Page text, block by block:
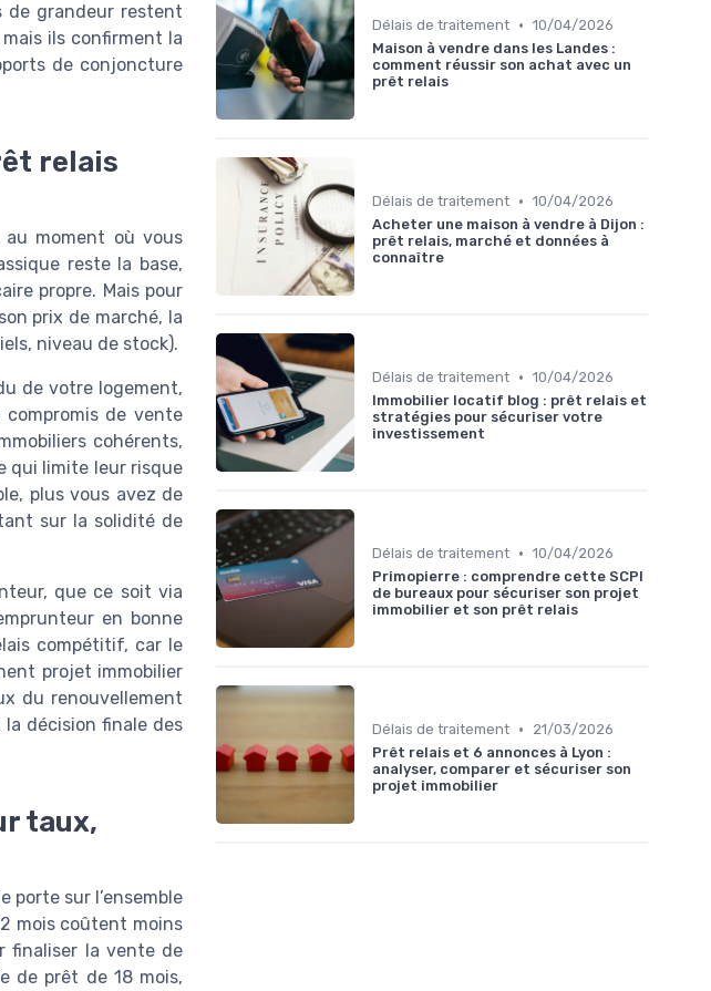
de grandeur restent
ils confirment la
de conjoncture
relais
moment où vous
reste la base,
propre. Mais pour
prix de marché, la
niveau de stock).
de votre logement,
de vente
cohérents,
qui limite leur risque
plus vous avez de
sur la solidité de
que ce soit via
en bonne
compétitif, car le
projet immobilier
du renouvellement
décision finale des
taux,
porte sur l’ensemble
mois coûtent moins
finaliser la vente de
de prêt de 18 mois,
Délais de traitement • 10/04/2026
Maison à vendre dans les Landes :
comment réussir son achat avec un
prêt relais
Délais de traitement • 10/04/2026
Acheter une maison à vendre à Dijon :
prêt relais, marché et données à
connaître
Délais de traitement • 10/04/2026
Immobilier locatif blog : prêt relais et
stratégies pour sécuriser votre
investissement
Délais de traitement • 10/04/2026
Primopierre : comprendre cette SCPI
de bureaux pour sécuriser son projet
immobilier et son prêt relais
Délais de traitement •
21/03/2026
Prêt relais et 6 annonces à Lyon :
analyser, comparer et sécuriser son
projet immobilier